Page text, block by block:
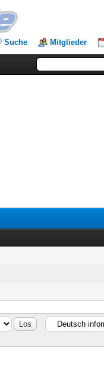
Suche Mitglieder